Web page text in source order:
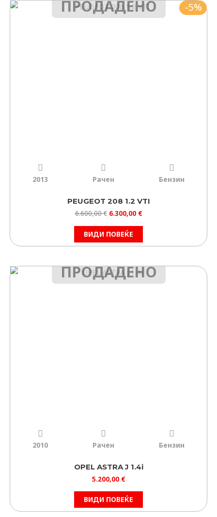
-5%
ПРОДАДЕНО
2013 Рачен Бензин
PEUGEOT 208 1.2 VTI
6.600,00€
Original
price
was:
6.300,00 €
Current
price
is:
ВИДИ ПОВЕЌЕ
ПРОДАДЕНО
2010 Рачен Бензин
OPEL ASTRA J 1.4i
5.200,00 €
ВИДИ ПОВЕЌЕ